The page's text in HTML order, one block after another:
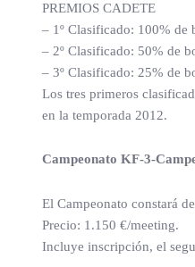
PREMIOS CADETE
– 1º Clasificado: 100%
– 2º Clasificado: 50% de
– 3º Clasificado: 25% de
Los tres primeros
en la temporada 2012.
Campeonato KF-3-
El Campeonato constará
Precio: 1.150 €/meeting.
Incluye inscripción, el